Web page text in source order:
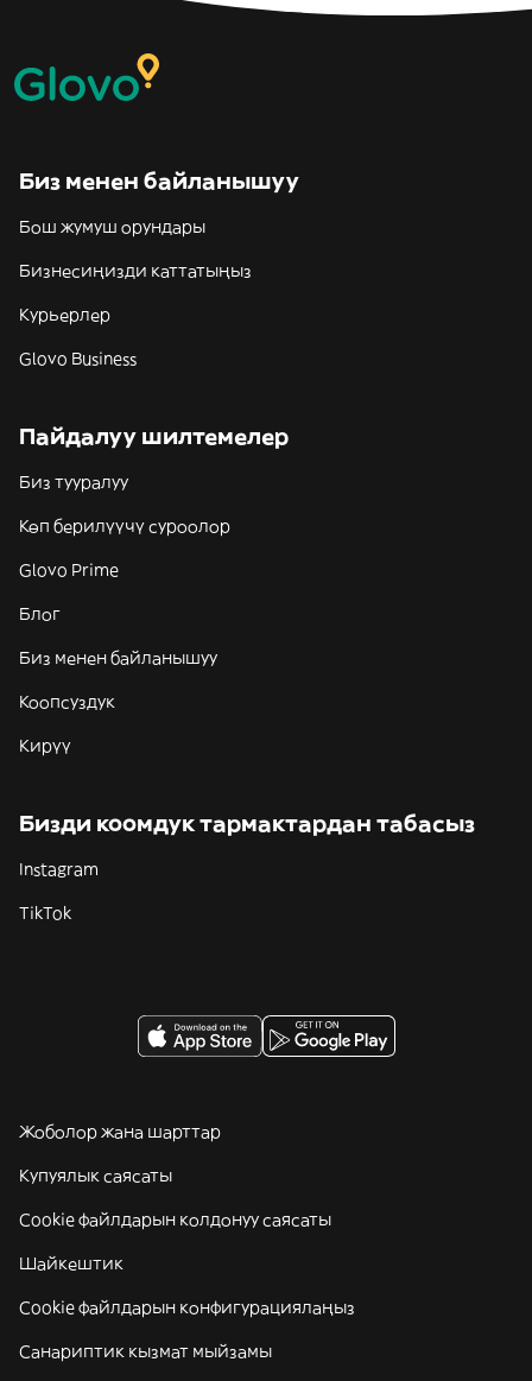
Биз менен байланышуу
Бош жумуш орундары
Бизнесиңизди каттатыңыз
Курьерлер
Glovo Business
Пайдалуу шилтемелер
Биз тууралуу
Көп берилүүчү суроолор
Glovo Prime
Блог
Биз менен байланышуу
Коопсуздук
Кирүү
Бизди коомдук тармактардан табасыз
Instagram
TikTok
Жоболор жана шарттар
Купуялык саясаты
Cookie файлдарын колдонуу саясаты
Шайкештик
Cookie файлдарын конфигурациялаңыз
Санариптик кызмат мыйзамы